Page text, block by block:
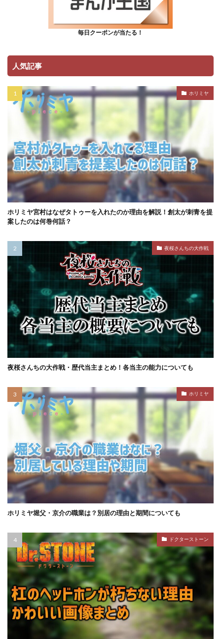
毎日クーポンが当たる！
人気記事
ホリミヤ
ホリミヤ宮村はなぜタトゥーを入れたのか理由を解説！創太が刺青を提
案したのは何巻何話？
夜桜さんちの大作戦
夜桜さんちの大作戦・歴代当主まとめ！各当主の能力についても
ホリミヤ
ホリミヤ堀父・京介の職業は？別居の理由と期間についても
ドクターストーン